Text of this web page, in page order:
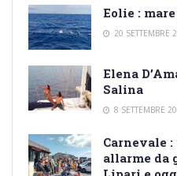
Eolie :
20 SETTEMBRE
Elena
Salina
8 SETTEMBRE
Carnevale
allarme da